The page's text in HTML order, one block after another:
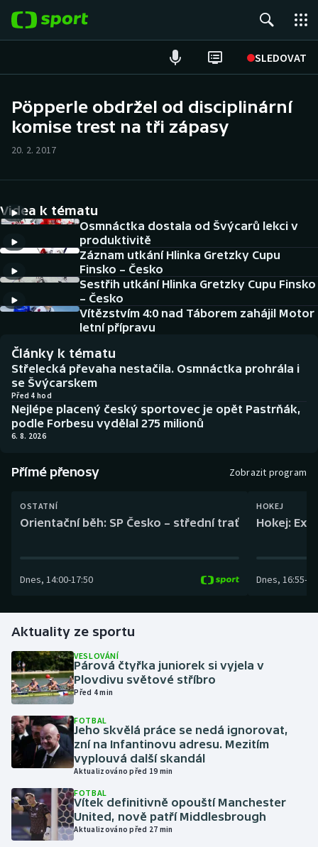
SLEDOVAT
Hokej
Cyklistika
DALŠÍ SPORTY
Americký fotbal
Baseball a softbal
Basketbal
Biatlon
Boby a skeleton
Box
Curling
Golf
Gymnastika
Házená
Jezdectví
Judo
Krasobruslení
Lezení
NEPŘEHLÉDNĚTE
Historické návraty
Aplikace ČT sport
AZ kvíz
Pöpperle obdržel od disciplinární
komise trest na tři zápasy
20. 2. 2017
Videa k tématu
Osmnáctka dostala od Švýcarů lekci v
produktivitě
Záznam utkání Hlinka Gretzky Cupu
Finsko – Česko
Sestřih utkání Hlinka Gretzky Cupu Finsko
– Česko
Vítězstvím 4:0 nad Táborem zahájil Motor
letní přípravu
Články k tématu
Střelecká převaha nestačila. Osmnáctka prohrála i
se Švýcarskem
Před 4 hod
Nejlépe placený český sportovec je opět Pastrňák,
podle Forbesu vydělal 275 milionů
6. 8. 2026
Přímé přenosy Zobrazit program
OSTATNÍ
Orientační běh: SP Česko – střední trať
Dnes, 14:00-17:50
HOKEJ
Hokej:
Dnes, 16:55-
Aktuality ze sportu
VESLOVÁNÍ
Párová čtyřka juniorek si vyjela v
Plovdivu světové stříbro
Před 4 min
FOTBAL
Jeho skvělá práce se nedá ignorovat,
zní na Infantinovu adresu. Mezitím
vyplouvá další skandál
Aktualizováno před 19 min
FOTBAL
Vítek definitivně opouští Manchester
United, nově patří Middlesbrough
Aktualizováno před 27 min